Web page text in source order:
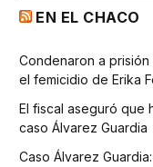
EN EL CHACO
Condenaron a
el femicidio de Erika
El fiscal aseguró que
caso Álvarez Guardia
Caso Álvarez